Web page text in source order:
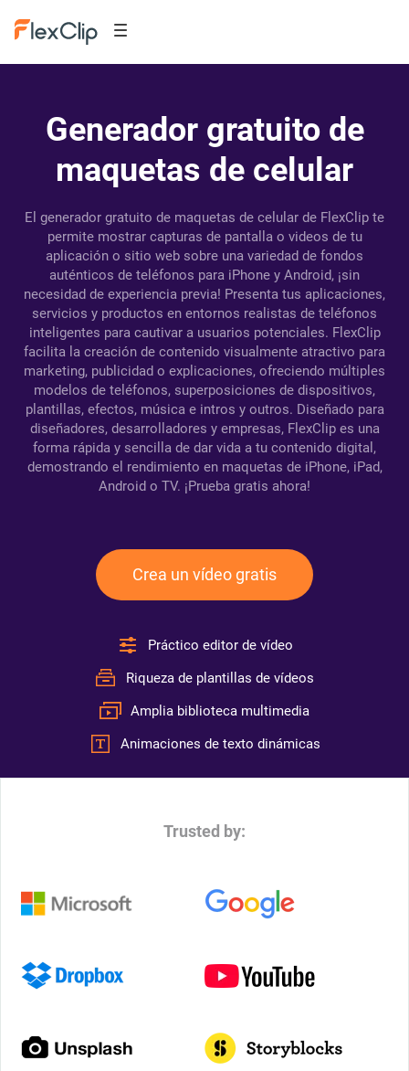
Generador gratuito de
maquetas de celular
El generador gratuito de maquetas de celular de FlexClip te
permite mostrar capturas de pantalla o videos de tu
aplicación o sitio web sobre una variedad de fondos
auténticos de teléfonos para iPhone y Android, ¡sin
necesidad de experiencia previa! Presenta tus aplicaciones,
servicios y productos en entornos realistas de teléfonos
inteligentes para cautivar a usuarios potenciales. FlexClip
facilita la creación de contenido visualmente atractivo para
marketing, publicidad o explicaciones, ofreciendo múltiples
modelos de teléfonos, superposiciones de dispositivos,
plantillas, efectos, música e intros y outros. Diseñado para
diseñadores, desarrolladores y empresas, FlexClip es una
forma rápida y sencilla de dar vida a tu contenido digital,
demostrando el rendimiento en maquetas de iPhone, iPad,
Android o TV. ¡Prueba gratis ahora!
Crea un vídeo gratis
Práctico editor de vídeo
Riqueza de plantillas de vídeos
Amplia biblioteca multimedia
Animaciones de texto dinámicas
Trusted by: